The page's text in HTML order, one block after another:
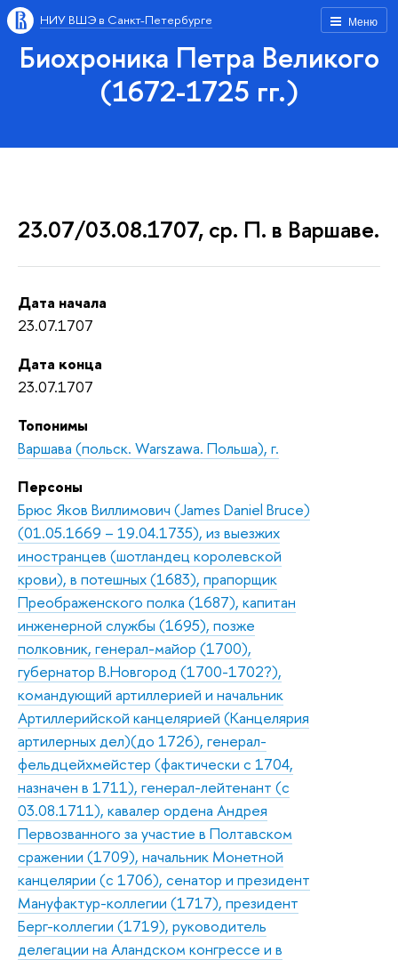
Меню
НИУ ВШЭ в Санкт-Петербурге
Биохроника Петра Великого
(1672-1725 гг.)
23.07/03.08.1707, ср. П. в Варшаве.
Дата начала
23.07.1707
Дата конца
23.07.1707
Топонимы
Варшава (польск. Warszawa. Польша), г.
Персоны
Брюс Яков Виллимович (James Daniel Bruce)
(01.05.1669 – 19.04.1735), из выезжих
иностранцев (шотландец королевской
крови), в потешных (1683), прапорщик
Преображенского полка (1687), капитан
инженерной службы (1695), позже
полковник, генерал-майор (1700),
губернатор В.Новгород (1700-1702?),
командующий артиллерией и начальник
Артиллерийской канцелярией (Канцелярия
артилерных дел)(до 1726), генерал-
фельдцейхмейстер (фактически с 1704,
назначен в 1711), генерал-лейтенант (с
03.08.1711), кавалер ордена Андрея
Первозванного за участие в Полтавском
сражении (1709), начальник Монетной
канцелярии (с 1706), сенатор и президент
Мануфактур-коллегии (1717), президент
Берг-коллегии (1719), руководитель
делегации на Аландском конгрессе и в